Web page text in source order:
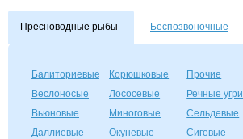
Пресноводные рыбы Беспозвоночные
Балиториевые
Веслоносые
Вьюновые
Даллиевые
Корюшковые
Лососевые
Миноговые
Окуневые
Прочие
Речные угри
Сельдевые
Сиговые